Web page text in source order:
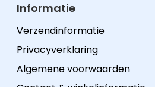
Informatie
Verzendinformatie
Privacyverklaring
Algemene voorwaarden